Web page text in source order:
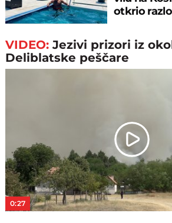
otkrio
VIDEO:Jezivi prizori iz
Deliblatske peščare
Play
0:27